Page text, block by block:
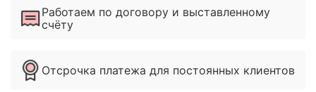
Работаем по договору и выставленному
счёту
Отсрочка платежа для постоянных клиентов